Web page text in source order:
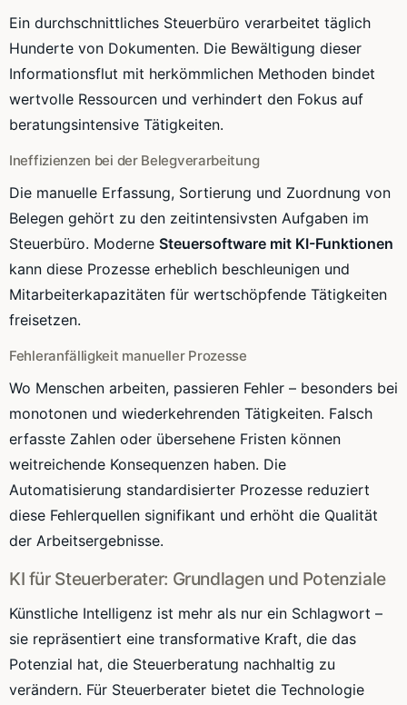
Ein durchschnittliches Steuerbüro verarbeitet täglich
Hunderte von Dokumenten. Die Bewältigung dieser
Informationsflut mit herkömmlichen Methoden bindet
wertvolle Ressourcen und verhindert den Fokus auf
beratungsintensive Tätigkeiten.
Ineffizienzen bei der Belegverarbeitung
Die manuelle Erfassung, Sortierung und Zuordnung von
Belegen gehört zu den zeitintensivsten Aufgaben im
Steuerbüro. Moderne Steuersoftware mit KI-Funktionen
kann diese Prozesse erheblich beschleunigen und
Mitarbeiterkapazitäten für wertschöpfende Tätigkeiten
freisetzen.
Fehleranfälligkeit manueller Prozesse
Wo Menschen arbeiten, passieren Fehler – besonders bei
monotonen und wiederkehrenden Tätigkeiten. Falsch
erfasste Zahlen oder übersehene Fristen können
weitreichende Konsequenzen haben. Die
Automatisierung standardisierter Prozesse reduziert
diese Fehlerquellen signifikant und erhöht die Qualität
der Arbeitsergebnisse.
KI für Steuerberater: Grundlagen und Potenziale
Künstliche Intelligenz ist mehr als nur ein Schlagwort –
sie repräsentiert eine transformative Kraft, die das
Potenzial hat, die Steuerberatung nachhaltig zu
verändern. Für Steuerberater bietet die Technologie